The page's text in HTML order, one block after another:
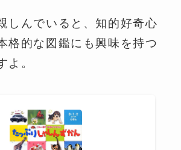
しんでいると、知的好奇心
格的な図鑑にも興味を持つ
よ。